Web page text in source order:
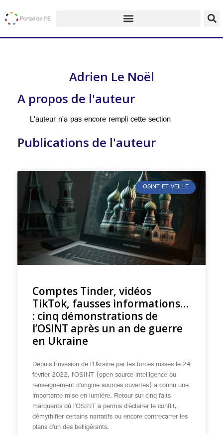
Adrien Le Noël
A propos de l'auteur
L’auteur n’a pas encore rempli cette section
Publications de l'auteur
OSINT ET VEILLE
Comptes Tinder, vidéos
TikTok, fausses informations…
: cinq démonstrations de
l’OSINT après un an de guerre
en Ukraine
Depuis l’invasion de l’Ukraine par les forces russes le 24
février 2022, l’OSINT (open source intelligence ou
renseignement d’origine sources ouvertes) a connu une
importante mise en lumière. Retour sur cinq faits
marquants où l’OSINT a permis d’éclairer le conflit,
démythifier certains narratifs ou encore contrecarrer les
plans d’un des belligérants.